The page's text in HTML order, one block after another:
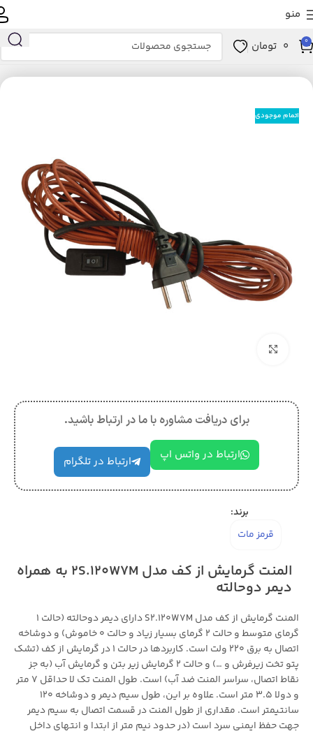
منو
0
0 تومان
خانه لوازم خانگی برقی تهویه، سرمایش و گرمایش
اتمام موجودی
برای دریافت مشاوره با ما در ارتباط باشید.
ارتباط در واتس اپ ارتباط در تلگرام
برند:
قرمز مات
المنت گرمایش از کف مدل 2S.120W7M به همراه
دیمر دوحالته
المنت گرمایش از کف مدل S2.120W7M دارای دیمر دوحالته (حالت 1
گرمای متوسط و حالت 2 گرمای بسیار زیاد و حالت 0 خاموش) و دوشاخه
اتصال به برق 220 ولت است. کاربردها در حالت 1 در گرمایش از کف (تشک
پتو تخت زیرفرش و …) و حالت 2 گرمایش زیر بتن و گرمایش آب (به جز
نقاط اتصال، سراسر المنت ضد آب) است. طول المنت تک لا حداقل 7 متر
و دولا 3.5 متر است. علاوه بر این، طول سیم دیمر و دوشاخه 120
سانتیمتر است. مقداری از طول المنت در قسمت اتصال به سیم دیمر
جهت حفظ ایمنی سرد است (در حدود نیم متر از ابتدا و انتهای داخل